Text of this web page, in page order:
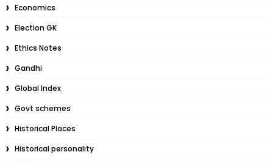
Economics
Election GK
Ethics Notes
Gandhi
Global Index
Govt schemes
Historical Places
Historical personality